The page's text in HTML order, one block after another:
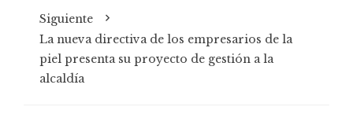
Siguiente
La nueva directiva de los empresarios de la
piel presenta su proyecto de gestión a la
alcaldía